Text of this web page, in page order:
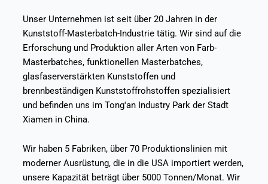
Unser Unternehmen ist seit über 20 Jahren in der
Kunststoff-Masterbatch-Industrie tätig. Wir sind auf die
Erforschung und Produktion aller Arten von Farb-
Masterbatches, funktionellen Masterbatches,
glasfaserverstärkten Kunststoffen und
brennbeständigen Kunststoffrohstoffen spezialisiert
und befinden uns im Tong'an Industry Park der Stadt
Xiamen in China.
Wir haben 5 Fabriken, über 70 Produktionslinien mit
moderner Ausrüstung, die in die USA importiert werden,
unsere Kapazität beträgt über 5000 Tonnen/Monat. Wir